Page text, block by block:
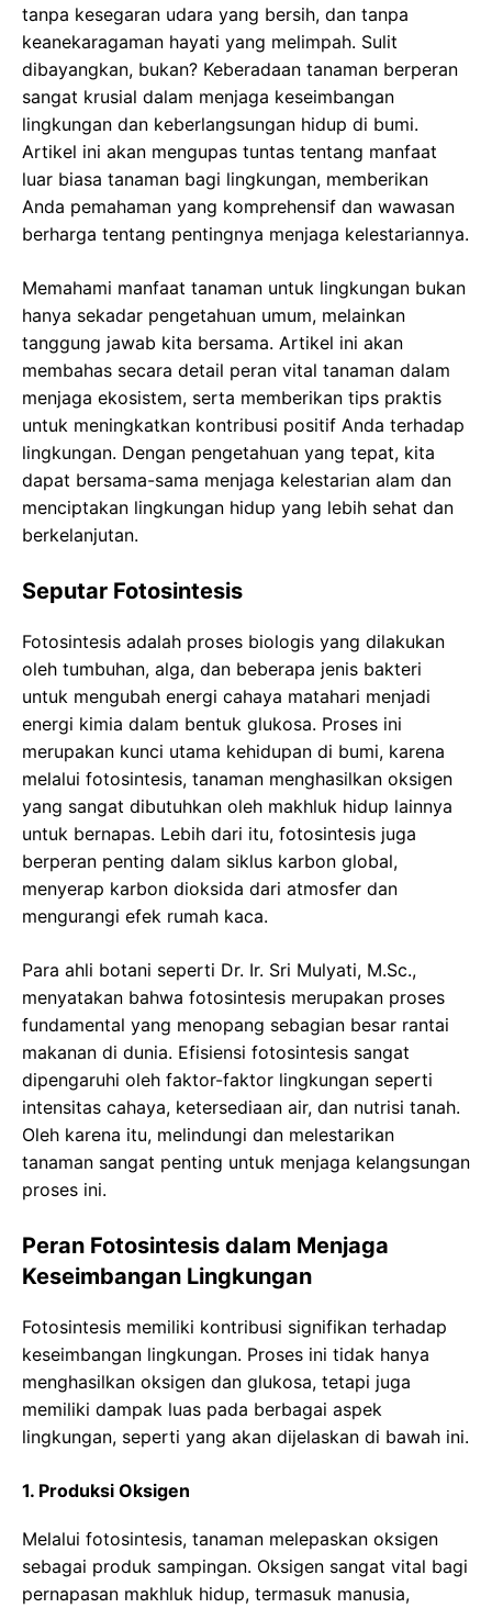
tanpa kesegaran udara yang bersih, dan tanpa
keanekaragaman hayati yang melimpah. Sulit
dibayangkan, bukan? Keberadaan tanaman berperan
sangat krusial dalam menjaga keseimbangan
lingkungan dan keberlangsungan hidup di bumi.
Artikel ini akan mengupas tuntas tentang manfaat
luar biasa tanaman bagi lingkungan, memberikan
Anda pemahaman yang komprehensif dan wawasan
berharga tentang pentingnya menjaga kelestariannya.
Memahami manfaat tanaman untuk lingkungan bukan
hanya sekadar pengetahuan umum, melainkan
tanggung jawab kita bersama. Artikel ini akan
membahas secara detail peran vital tanaman dalam
menjaga ekosistem, serta memberikan tips praktis
untuk meningkatkan kontribusi positif Anda terhadap
lingkungan. Dengan pengetahuan yang tepat, kita
dapat bersama-sama menjaga kelestarian alam dan
menciptakan lingkungan hidup yang lebih sehat dan
berkelanjutan.
Seputar Fotosintesis
Fotosintesis adalah proses biologis yang dilakukan
oleh tumbuhan, alga, dan beberapa jenis bakteri
untuk mengubah energi cahaya matahari menjadi
energi kimia dalam bentuk glukosa. Proses ini
merupakan kunci utama kehidupan di bumi, karena
melalui fotosintesis, tanaman menghasilkan oksigen
yang sangat dibutuhkan oleh makhluk hidup lainnya
untuk bernapas. Lebih dari itu, fotosintesis juga
berperan penting dalam siklus karbon global,
menyerap karbon dioksida dari atmosfer dan
mengurangi efek rumah kaca.
Para ahli botani seperti Dr. Ir. Sri Mulyati, M.Sc.,
menyatakan bahwa fotosintesis merupakan proses
fundamental yang menopang sebagian besar rantai
makanan di dunia. Efisiensi fotosintesis sangat
dipengaruhi oleh faktor-faktor lingkungan seperti
intensitas cahaya, ketersediaan air, dan nutrisi tanah.
Oleh karena itu, melindungi dan melestarikan
tanaman sangat penting untuk menjaga kelangsungan
proses ini.
Peran Fotosintesis dalam Menjaga
Keseimbangan Lingkungan
Fotosintesis memiliki kontribusi signifikan terhadap
keseimbangan lingkungan. Proses ini tidak hanya
menghasilkan oksigen dan glukosa, tetapi juga
memiliki dampak luas pada berbagai aspek
lingkungan, seperti yang akan dijelaskan di bawah ini.
1. Produksi Oksigen
Melalui fotosintesis, tanaman melepaskan oksigen
sebagai produk sampingan. Oksigen sangat vital bagi
pernapasan makhluk hidup, termasuk manusia,